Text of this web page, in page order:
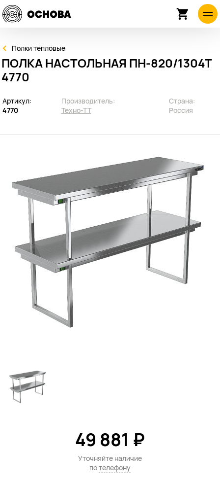
Полки тепловые
ПОЛКА НАСТОЛЬНАЯ ПН-820/1304Т
4770
Артикул:
4770
Производитель:
Техно-ТТ
Страна:
Россия
49 881 ₽
Уточняйте наличие
потелефону